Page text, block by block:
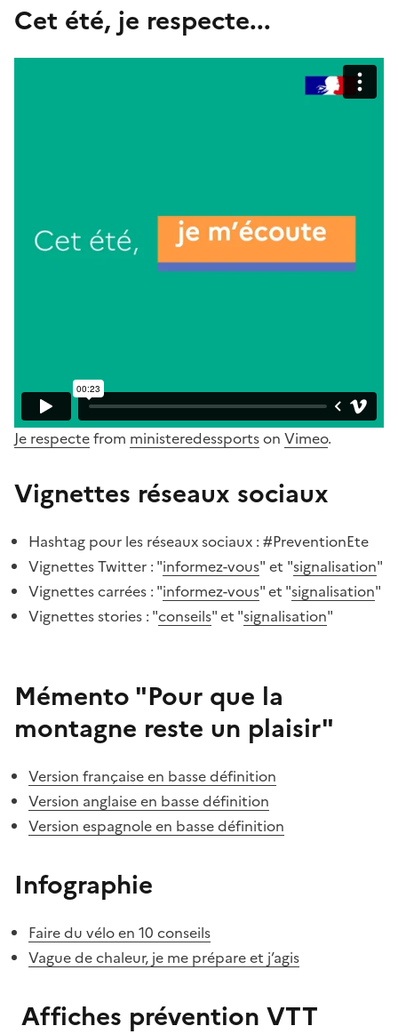
Cet été, je respecte...
Je respectefrom ministeredessportson Vimeo.
Vignettes réseaux sociaux
Hashtag pour les réseaux sociaux : #PreventionEte
Vignettes Twitter : "informez-vous" et "signalisation"
Vignettes carrées : "informez-vous" et "signalisation"
Vignettes stories : "conseils" et "signalisation"
Mémento "Pour que la
montagne reste un plaisir"
Version française en basse définition
Version anglaise en basse définition
Version espagnole en basse définition
Infographie
Faire du vélo en 10 conseils
Vague de chaleur, je me prépare et j’agis
Affiches prévention VTT